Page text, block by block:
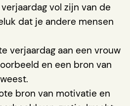
vol zijn van de
dat je andere mensen
verjaardag aan een vrouw
en een bron van
bron van motivatie en